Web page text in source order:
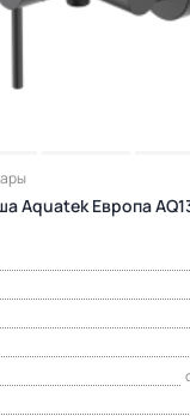
Aquatek Европа